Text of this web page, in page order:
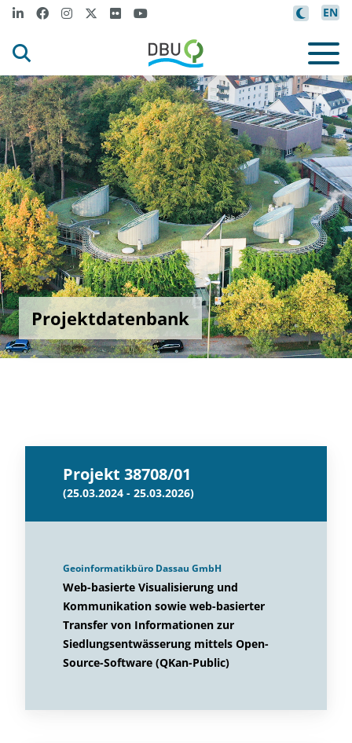
EN
Projektdatenbank
Projekt 38708/01
(25.03.2024 - 25.03.2026)
Geoinformatikbüro Dassau GmbH
Web-basierte Visualisierung und
Kommunikation sowie web-basierter
Transfer von Informationen zur
Siedlungsentwässerung mittels Open-
Source-Software (QKan-Public)